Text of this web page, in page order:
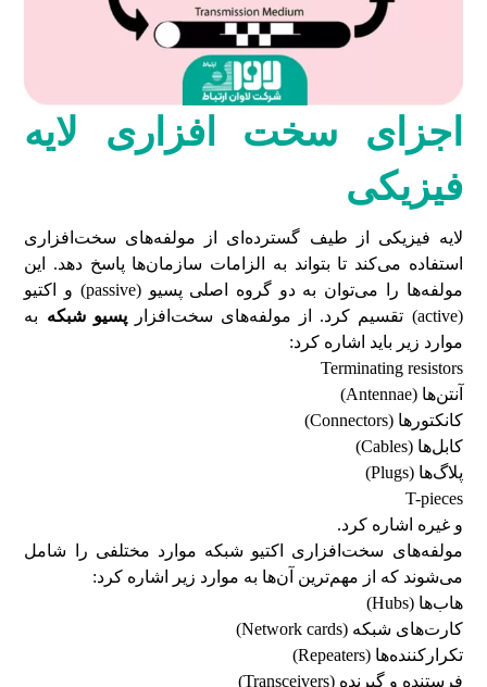
اجزای سخت افزاری لایه
فیزیکی
لایه فیزیکی از طیف گسترده‌ای از مولفه‌های سخت‌افزاری
استفاده می‌کند تا بتواند به الزامات سازمان‌ها پاسخ دهد. این
مولفه‌ها را می‌توان به دو گروه اصلی پسیو (passive) و اکتیو
(
active) تقسیم کرد. از مولفه‌های سخت افزارپسیو شبکه به
موارد زیر باید اشاره کرد:
Terminating resistors
آنتنها (Antennae
)
کانکتورها (Connectors
)
کابلها (Cables
)
پلاگها (Plugs
)
T-pieces
و غیره اشاره کرد.
مولفه‌های سخت‌افزاری اکتیو شبکه موارد مختلفی را شامل
می‌شوند که از مهم‌ترین آن‌ها به موارد زیر اشاره کرد:
هابها (Hubs
)
کارتهای شبکه (Network cards
)
تکرارکننده‌ها (Repeaters
)
فرستنده و گیرنده (Transceivers
)